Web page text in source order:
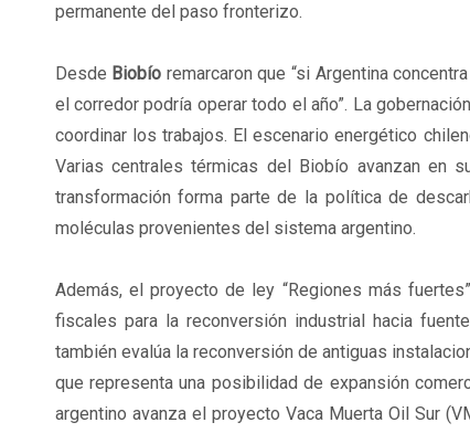
permanente del paso fronterizo.
Desde Biobío remarcaron que “si Argentina
el corredor podría operar todo el año”. La
coordinar los trabajos. El escenario energético
Varias centrales térmicas del Biobío avanzan en
transformación forma parte de la política de
moléculas provenientes del sistema argentino.
Además, el proyecto de ley “Regiones más
fiscales para la reconversión industrial hacia
también evalúa la reconversión de antiguas
que representa una posibilidad de expansión
argentino avanza el proyecto Vaca Muerta Oil Sur